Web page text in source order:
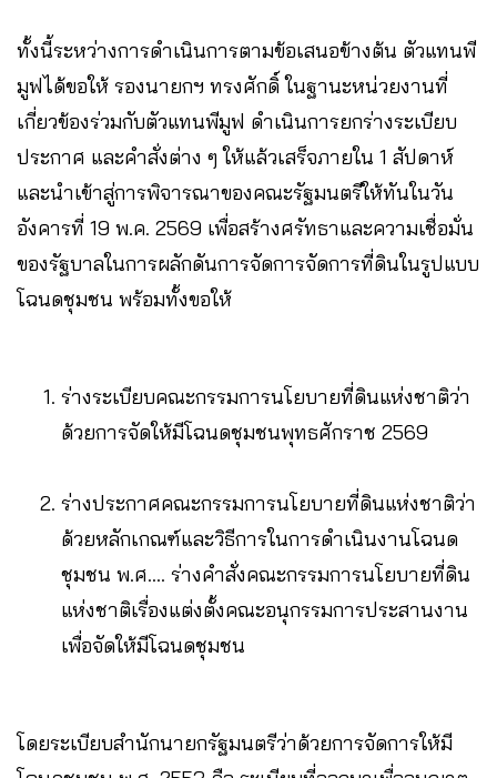
ทั้งนี้ระหว่างการดำเนินการตามข้อเสนอข้างต้น ตัวแทนพี
มูฟได้ขอให้ รองนายกฯ ทรงศักดิ์ ในฐานะหน่วยงานที่
เกี่ยวข้องร่วมกับตัวแทนพีมูฟ ดำเนินการยกร่างระเบียบ
ประกาศ และคำสั่งต่าง ๆ ให้แล้วเสร็จภายใน 1 สัปดาห์
และนำเข้าสู่การพิจารณาของคณะรัฐมนตรีให้ทันในวัน
อังคารที่ 19 พ.ค. 2569 เพื่อสร้างศรัทธาและความเชื่อมั่น
ของรัฐบาลในการผลักดันการจัดการจัดการที่ดินในรูปแบบ
โฉนดชุมชน พร้อมทั้งขอให้
ร่างระเบียบคณะกรรมการนโยบายที่ดินแห่งชาติว่า
ด้วยการจัดให้มีโฉนดชุมชนพุทธศักราช 2569
ร่างประกาศคณะกรรมการนโยบายที่ดินแห่งชาติว่า
ด้วยหลักเกณฑ์และวิธีการในการดำเนินงานโฉนด
ชุมชน พ.ศ…. ร่างคำสั่งคณะกรรมการนโยบายที่ดิน
แห่งชาติเรื่องแต่งตั้งคณะอนุกรรมการประสานงาน
เพื่อจัดให้มีโฉนดชุมชน
โดยระเบียบสำนักนายกรัฐมนตรีว่าด้วยการจัดการให้มี